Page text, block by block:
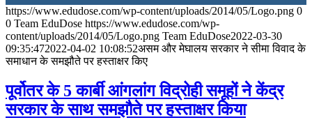
July 31, 2026
📝 डेली करेंट अफेयर्स: 28-31 जुलाई 2026
📝 डेली करेंट अफेयर्स: 25-27 जुलाई 2026
https://www.edudose.com/wp-content/uploads/2014/05/Logo.png 0
0 Team EduDose https://www.edudose.com/wp-
content/uploads/2014/05/Logo.png Team EduDose2022-03-30
09:35:472022-04-02 10:08:52असम और मेघालय सरकार ने सीमा विवाद के
समाधान के समझौते पर हस्ताक्षर किए
पूर्वोतर के 5 कार्बी आंगलांग विद्रोही समूहों ने केंद्र
सरकार के साथ समझौते पर हस्ताक्षर किया